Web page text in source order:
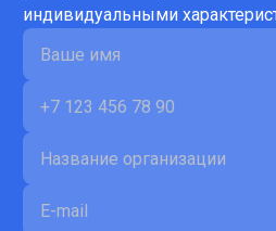
индивидуальными